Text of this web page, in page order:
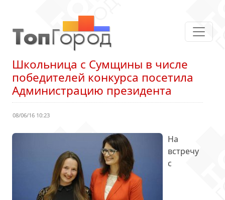
Школьница с Сумщины в числе
победителей конкурса посетила
Администрацию президента
08/06/16 10:23
На
встречу
с